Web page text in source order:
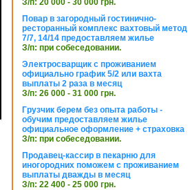
З/п: 20 000 - 30 000 грн.
Повар в загородный гостинично-
ресторанный комплекс вахтовый метод
7/7, 14/14 предоставляем жилье
З/п: при собеседовании.
Электросварщик с проживанием
официально график 5/2 или вахта
выплаты 2 раза в месяц
З/п: 26 000 - 31 000 грн.
Грузчик берем без опыта работы -
обучим предоставляем жилье
официальное оформление + страховка
З/п: при собеседовании.
Продавец-кассир в пекарню для
иногородних поможем с проживанием
выплаты дважды в месяц
З/п: 22 400 - 25 000 грн.